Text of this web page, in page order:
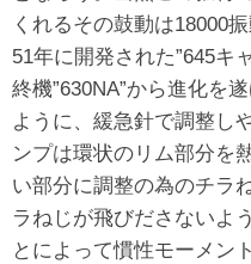
くれるその鼓動は18000
51年に開発された”645キ
終機”630NA”から進化を
ように、緩急針で調整し
ンプは環状のリム部分を
い部分に調整の為のチラ
ラねじが飛びださないよ
とによって慣性モーメン